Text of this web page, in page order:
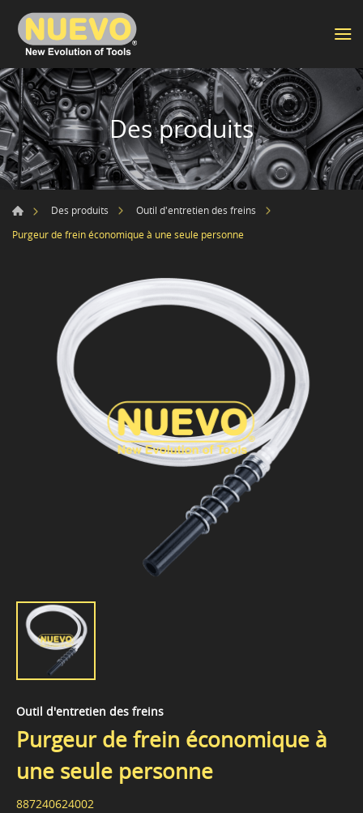
Des produits
Des produits
Outil d'entretien des freins
Purgeur de frein économique à une seule personne
Outil d'entretien des freins
Purgeur de frein économique à
une seule personne
887240624002